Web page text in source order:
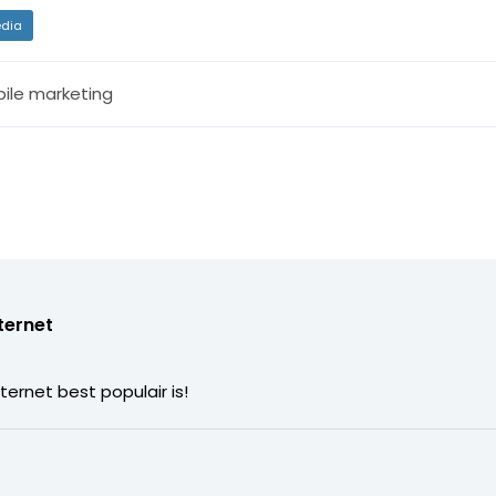
marketing
best populair is!